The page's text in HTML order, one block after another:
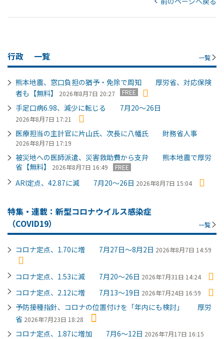
行政 一覧 一覧
熊本地震、窓口負担の猶予・免除で周知 厚労省、対応保険
者も【無料】
2026年8月7日 20:27 FREE
手足口病6.98、減少に転じる 7月20～26日
2026年8月7日 17:21
医療担当の主計官に片山氏、次長に八幡氏 財務省人事
2026年8月7日 17:19
被災地への医師派遣、災害救助費から支弁 熊本地震で厚労
省【無料】
2026年8月7日 16:49 FREE
ARI定点、42.87に減 7月20～26日 2026年8月7日 15:04
特集・連載：新型コロナウイルス感染症
（COVID19）
一覧
コロナ定点、1.70に増 7月27日～8月2日 2026年8月7日 14:59
コロナ定点、1.53に減 7月20～26日 2026年7月31日 14:24
コロナ定点、2.12に増 7月13～19日 2026年7月24日 16:59
予防接種指針、コロナの位置付けを「年内にも検討」 厚労
省 2026年7月23日 18:28
コロナ定点、1.87に増加 7月6～12日 2026年7月17日 16:15